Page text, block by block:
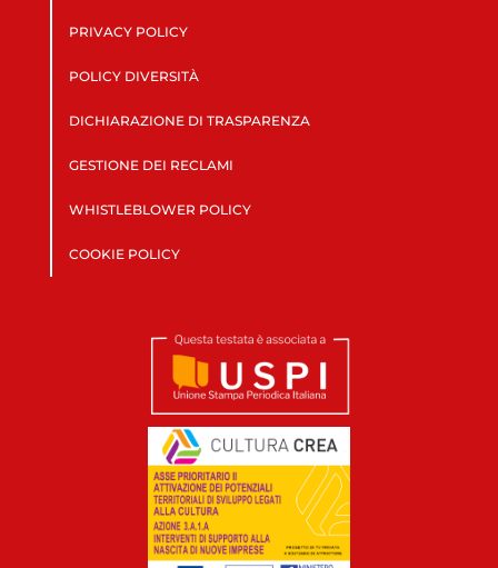
PRIVACY POLICY
POLICY DIVERSITÀ
DICHIARAZIONE DI TRASPARENZA
GESTIONE DEI RECLAMI
WHISTLEBLOWER POLICY
COOKIE POLICY